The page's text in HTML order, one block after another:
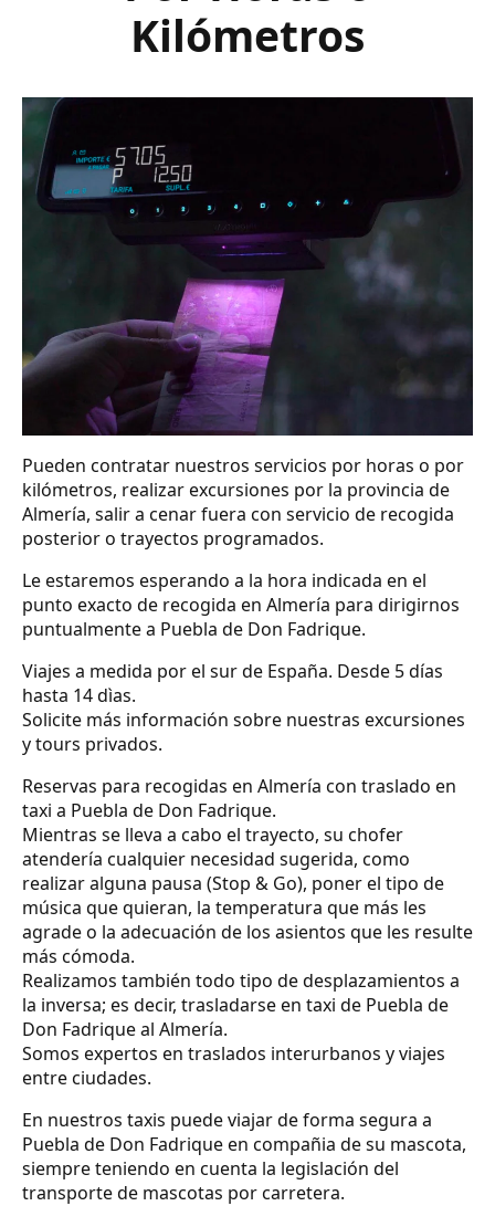
Kilómetros
Pueden contratar nuestros servicios por horas o por
kilómetros, realizar excursiones por la provincia de
Almería, salir a cenar fuera con servicio de recogida
posterior o trayectos programados.
Le estaremos esperando a la hora indicada en el
punto exacto de recogida en Almería para dirigirnos
puntualmente a Puebla de Don Fadrique.
Viajes a medida por el sur de España. Desde 5 días
hasta 14 dìas.
Solicite más información sobre nuestras excursiones
y tours privados.
Reservas para recogidas en Almería con traslado en
taxi a Puebla de Don Fadrique.
Mientras se lleva a cabo el trayecto, su chofer
atendería cualquier necesidad sugerida, como
realizar alguna pausa (Stop & Go), poner el tipo de
música que quieran, la temperatura que más les
agrade o la adecuación de los asientos que les resulte
más cómoda.
Realizamos también todo tipo de desplazamientos a
la inversa; es decir, trasladarse en taxi de Puebla de
Don Fadrique al Almería.
Somos expertos en traslados interurbanos y viajes
entre ciudades.
En nuestros taxis puede viajar de forma segura a
Puebla de Don Fadrique en compañia de su mascota,
siempre teniendo en cuenta la legislación del
transporte de mascotas por carretera.